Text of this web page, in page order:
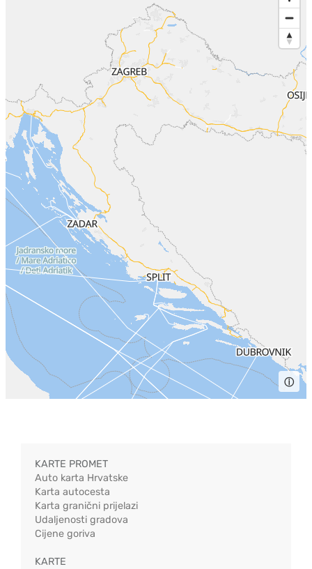
Zagreb - Dvorce
Zagreb - Slavonski Brod
Град Загреб - Сплит
Rab - Zagreb
Zagreb - Zadar
Град Загреб - Chandivali
Град Загреб - Ashok Vihar
Osijek - Slunj
Koprivnica - Slavonski Brod
Rijeka - Split
ⓘ
KARTE PROMET
Auto karta Hrvatske
Karta autocesta
Karta granični prijelazi
Udaljenosti gradova
Cijene goriva
KARTE